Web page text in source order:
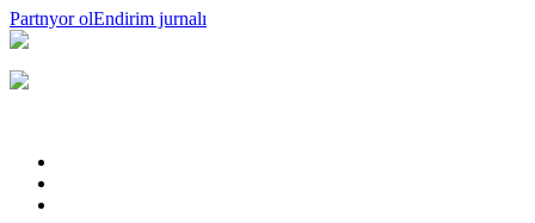
Partnyor olEndirim jurnalı